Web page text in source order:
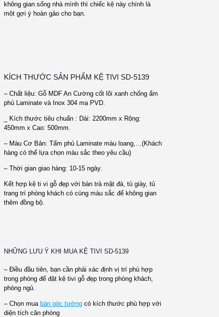
không gian sống nhà mình thì chiếc kệ này chính là
một gợi ý hoàn gảo cho bạn.
KÍCH THƯỚC SẢN PHẨM KỆ TIVI SD-5139
– Chất liệu: Gỗ MDF An Cường cốt lõi xanh chống ẩm
phủ Laminate và Inox 304 mạ PVD.
_ Kích thước tiêu chuẩn : Dài: 2200mm x Rộng:
450mm x Cao: 500mm.
– Màu Cơ Bản: Tấm phủ Laminate màu loang,…(Khách
hàng có thể lựa chọn màu sắc theo yêu cầu)
– Thời gian giao hàng: 10-15 ngày.
Kết hợp kệ ti vi gỗ đẹp với bàn trà mặt đá, tủ giày, tủ
trang trí phòng khách có cùng màu sắc để không gian
thêm đồng bộ.
NHỮNG LƯU Ý KHI MUA KỆ TIVI SD-5139
– Điều đầu tiên, bạn cần phải xác định vị trí phù hợp
trong phòng để đặt kệ tivi gỗ đẹp trong phòng khách,
phòng ngủ.
– Chọn mua bàn góc tường có kích thước phù hợp với
diện tích căn phòng